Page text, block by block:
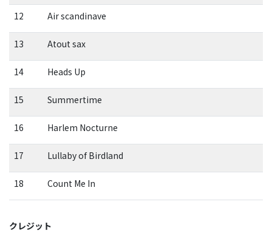
12 Air scandinave
13 Atout sax
14 Heads Up
15 Summertime
16 Harlem Nocturne
17 Lullaby of Birdland
18 Count Me In
クレジット